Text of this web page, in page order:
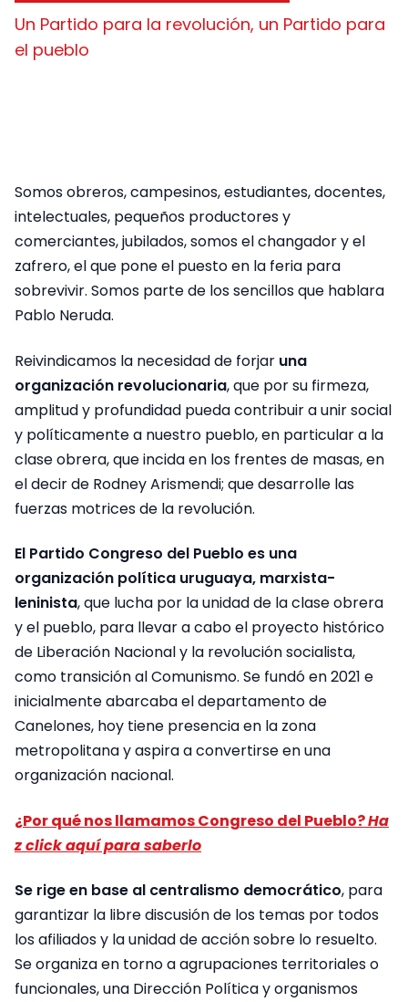
Un Partido para la revolución, un Partido para
el pueblo
Somos obreros, campesinos, estudiantes, docentes,
intelectuales, pequeños productores y
comerciantes, jubilados, somos el changador y el
zafrero, el que pone el puesto en la feria para
sobrevivir. Somos parte de los sencillos que hablara
Pablo Neruda.
Reivindicamos la necesidad de forjar una
organización revolucionaria, que por su firmeza,
amplitud y profundidad pueda contribuir a unir social
y políticamente a nuestro pueblo, en particular a la
clase obrera, que incida en los frentes de masas, en
el decir de Rodney Arismendi; que desarrolle las
fuerzas motrices de la revolución.
El Partido Congreso del Pueblo es una
organización política uruguaya, marxista-
leninista, que lucha por la unidad de la clase obrera
y el pueblo, para llevar a cabo el proyecto histórico
de Liberación Nacional y la revolución socialista,
como transición al Comunismo. Se fundó en 2021 e
inicialmente abarcaba el departamento de
Canelones, hoy tiene presencia en la zona
metropolitana y aspira a convertirse en una
organización nacional.
¿Por qué nos llamamos Congreso del Pueblo?Ha
z click aquí para saberlo
Se rige en base al centralismo democrático, para
garantizar la libre discusión de los temas por todos
los afiliados y la unidad de acción sobre lo resuelto.
Se organiza en torno a agrupaciones territoriales o
funcionales, una Dirección Política y organismos